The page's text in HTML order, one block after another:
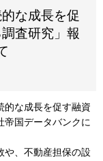
な成長を促
査研究」報
的な成長を促す融資
帝国データバンクに
や、不動産担保の設